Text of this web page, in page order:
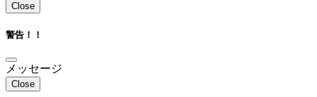
Close
警告！！
メッセージ
Close